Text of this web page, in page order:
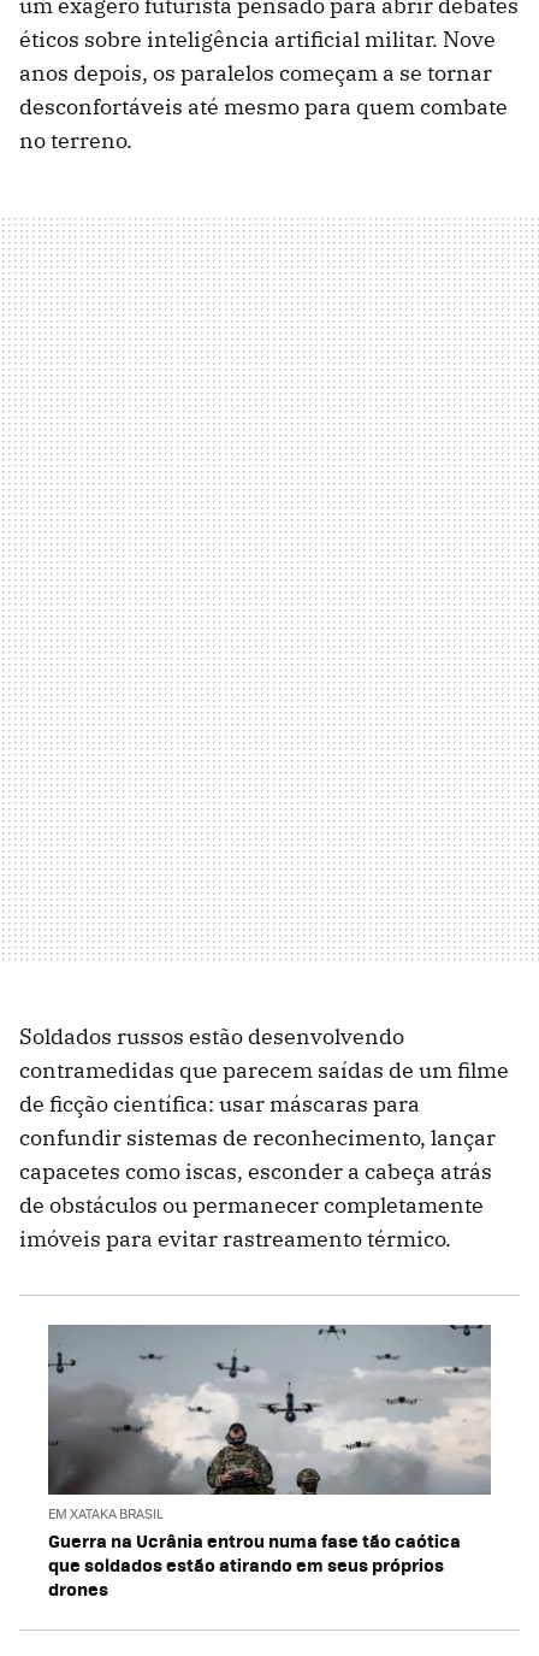
um exagero futurista pensado para abrir debates
éticos sobre inteligência artificial militar. Nove
anos depois, os paralelos começam a se tornar
desconfortáveis até mesmo para quem combate
no terreno.
Soldados russos estão desenvolvendo
contramedidas que parecem saídas de um filme
de ficção científica: usar máscaras para
confundir sistemas de reconhecimento, lançar
capacetes como iscas, esconder a cabeça atrás
de obstáculos ou permanecer completamente
imóveis para evitar rastreamento térmico.
EM XATAKA BRASIL
Guerra na Ucrânia entrou numa fase tão caótica
que soldados estão atirando em seus próprios
drones